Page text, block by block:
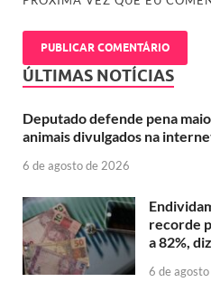
ÚLTIMAS NOTÍCIAS
Deputado defende pena
animais divulgados na
6 de agosto de 2026
recorde
a 82%,
6 de